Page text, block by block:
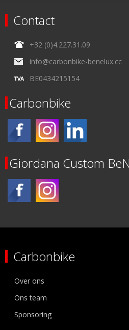
Contact
+32 (0)4.227.31.09
info@carbonbike-benelux.cc
BE0434215154
Carbonbike
Giordana Custom
Carbonbike
Over ons
Ons team
Sponsoring